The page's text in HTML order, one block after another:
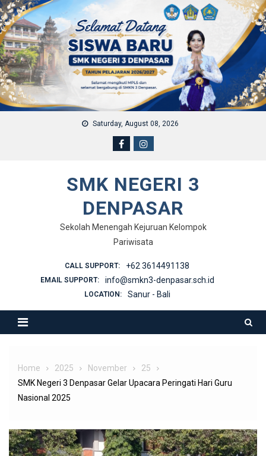
Skip to content
Saturday, August 08, 2026
SMK NEGERI 3
DENPASAR
Sekolah Menengah Kejuruan Kelompok
Pariwisata
CALL SUPPORT: +62 3614491138
EMAIL SUPPORT: info@smkn3-denpasar.sch.id
LOCATION: Sanur - Bali
Home 2025 November
25
SMK Negeri 3 Denpasar Gelar Upacara Peringati Hari Guru
Nasional 2025